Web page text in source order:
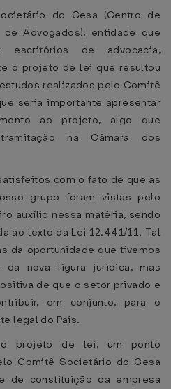
do Cesa (Centro de
Advogados), entidade que
escritórios de advocacia,
o projeto de lei que resultou
realizados pelo Comitê
seria importante apresentar
ao projeto, algo que
na Câmara dos
com o fato de que as
grupo foram vistas pelo
auxílio nessa matéria, sendo
ao texto da Lei 12.441/11. Tal
da oportunidade que tivemos
nova figura jurídica, mas
de que o setor privado e
em conjunto, para o
legal do País.
projeto de lei, um ponto
Comitê Societário do Cesa
de constituição da empresa